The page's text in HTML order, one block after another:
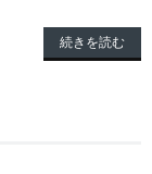
続きを読む